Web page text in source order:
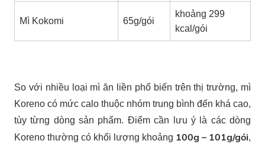
Mì Kokomi 65g/gói
khoảng 299
kcal/gói
So với nhiều loại mì ăn liền phổ biến trên thị trường, mì
Koreno có mức calo thuộc nhóm trung bình đến khá cao,
tùy từng dòng sản phẩm. Điểm cần lưu ý là các dòng
Koreno thường có khối lượng khoảng 100g – 101g/gói,